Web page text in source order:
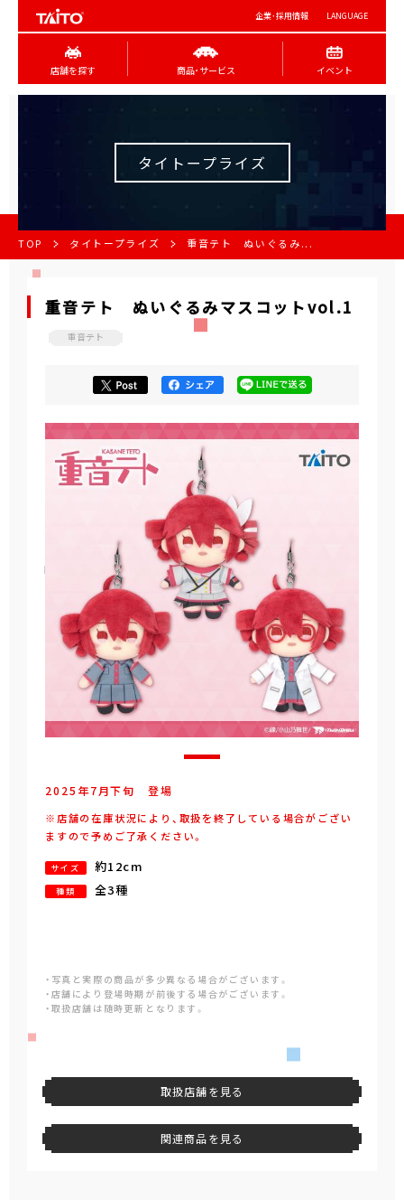
企業･採用情報 LANGUAGE
店舗を探す 商品･サービス イベント
タイトープライズ
TOP タイトープライズ 重音テト ぬいぐるみ...
重音テト ぬいぐるみマスコットvol.1
重音テト
2025年7月下旬 登場
※店舗の在庫状況により、取扱を終了している場合がござい
ますので予めご了承ください。
サイズ 約12cm
種類 全3種
・写真と実際の商品が多少異なる場合がございます。
・店舗により登場時期が前後する場合がございます。
・取扱店舗は随時更新となります。
取扱店舗を見る
関連商品を見る